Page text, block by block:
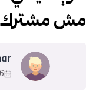
مش مشترك
16